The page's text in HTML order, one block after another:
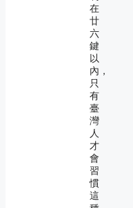
在
廿
六
鍵
以
內，
只
有
臺
灣
人
才
會
習
慣
這